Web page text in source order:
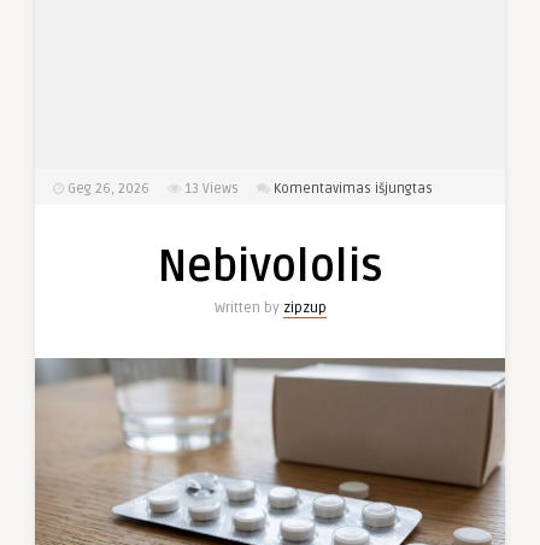
Geg 26, 2026 13 Views Komentavimas išjungtas
Nebivololis
Written by zipzup